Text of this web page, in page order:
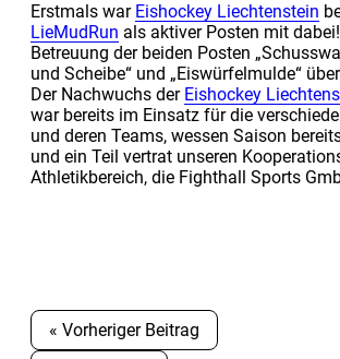
Erstmals war Eishockey Liechtenstein
LieMudRun als aktiver Posten mit
Betreuung der beiden Posten
und Scheibe“ und „Eiswürfelmulde“
Der Nachwuchs der Eishockey
war bereits im Einsatz für die
und deren Teams, wessen Saison
und ein Teil vertrat unseren
Athletikbereich, die Fighthall Sports
« Vorheriger Beitrag